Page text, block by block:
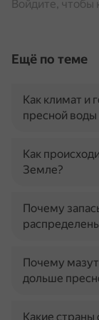
Войдите,
Ещё по теме
Как климат и
пресной воды
Как
Земле?
Почему
Почему мазут
дольше
Какие